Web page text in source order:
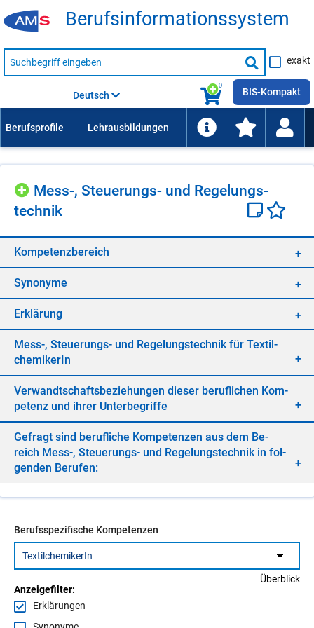
Be­rufs­in­for­ma­ti­ons­sys­tem
Suche
nach
Suche
starten
exakt
0
Deutsch BIS-Kompakt
Mess-, Steue­rungs- und Re­ge­lungs­
tech­nik
Kom­pe­tenz­be­reich
Syn­ony­me
Er­klä­rung
Mess-, Steue­rungs- und Re­ge­lungs­tech­nik für Tex­til­
che­mi­ke­rIn
Ver­wandt­schafts­be­zie­hun­gen die­ser be­ruf­li­chen Kom­
pe­tenz und ih­rer Un­ter­be­grif­fe
Ge­fragt sind be­ruf­li­che Kom­pe­ten­zen aus dem Be­
reich Mess-, Steue­rungs- und Re­ge­lungs­tech­nik in fol­
gen­den Be­ru­fen:
Berufsspezifische Kompetenzen
Überblick
Anzeigefilter:
Erklärungen